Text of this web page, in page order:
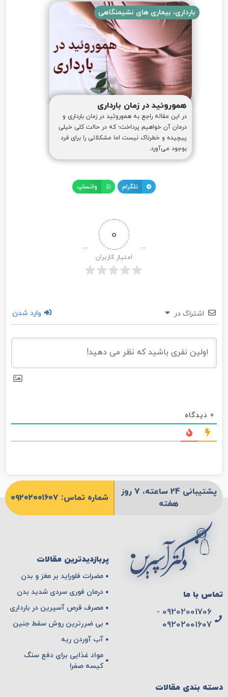
بارداری، بیماری های نشیمنگاهی
هموروئید در زمان بارداری
در این مقاله راجع به هموروئید در زمان بارداری و
درمان آن خواهیم پرداخت؛ که در حالت کلی خیلی
پیچیده و خطرناک نیست اما مشکلاتی را برای فرد
بوجود می‌آورد.
تلگرام واتساپ
0
امتیاز کاربران
اشتراک در وارد شدن
0 دیدگاه
پشتیبانی 24 ساعته، 7 روز
هفته
شماره تماس: ۰۹۲۰۲۰۰۱۶۰۷
تماس با ما
09202001706 -
۰۹۲۰۲۰۰۱۶۰۷
پربازدیدترین مقالات
مضرات فلوراید بر مغز و بدن
درمان فوری سردی شدید بدن
مصرف قرص آسپرین در بارداری
بی ضررترین روش سقط جنین
آب آوردن ریه
مواد غذایی برای دفع سنگ
کیسه صفرا
دسته بندی مقالات